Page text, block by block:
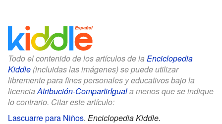
Todo el contenido de los artículos de la Enciclopedia
Kiddle (incluidas las imágenes) se puede utilizar
libremente para fines personales y educativos bajo la
licenciaAtribución-CompartirIguala menos que se indique
lo contrario. Citar este artículo:
Lascuarre para Niños. Enciclopedia Kiddle.